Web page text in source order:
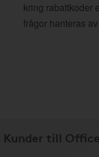
kring rabattkoder
frågor hanteras
Kunder till